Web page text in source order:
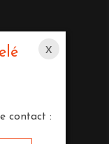
x
contact :